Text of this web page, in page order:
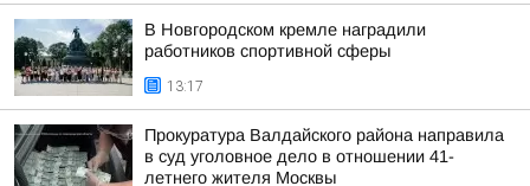
В Новгородском кремле наградили
работников спортивной сферы
13:17
Прокуратура Валдайского района направила
в суд уголовное дело в отношении 41-
летнего жителя Москвы